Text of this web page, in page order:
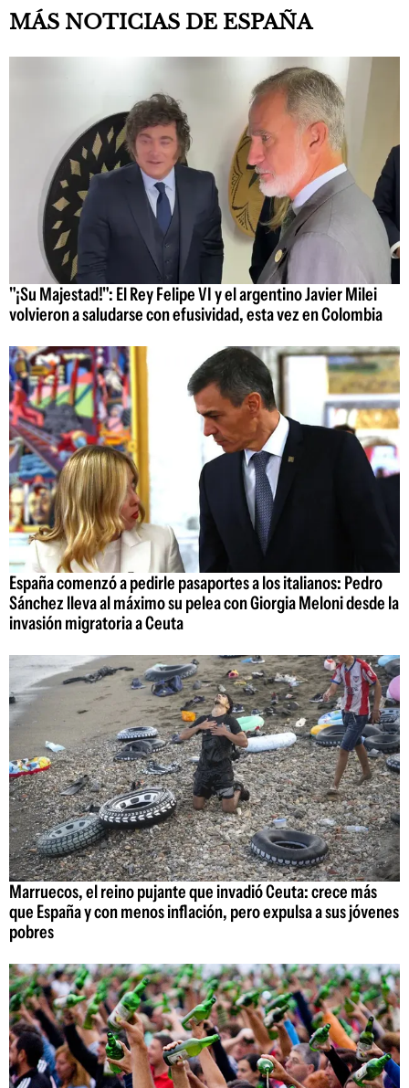
MÁS NOTICIAS DE ESPAÑA
"¡Su Majestad!": El Rey Felipe VI y el argentino Javier Milei
volvieron a saludarse con efusividad, esta vez en Colombia
España comenzó a pedirle pasaportes a los italianos: Pedro
Sánchez lleva al máximo su pelea con Giorgia Meloni desde la
invasión migratoria a Ceuta
Marruecos, el reino pujante que invadió Ceuta: crece más
que España y con menos inflación, pero expulsa a sus jóvenes
pobres